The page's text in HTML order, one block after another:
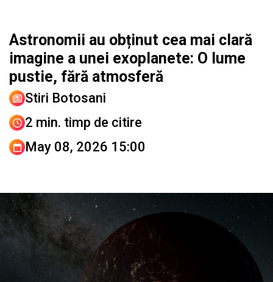
Astronomii au obținut cea mai clară
imagine a unei exoplanete: O lume
pustie, fără atmosferă
Stiri Botosani
2 min. timp de citire
May 08, 2026 15:00